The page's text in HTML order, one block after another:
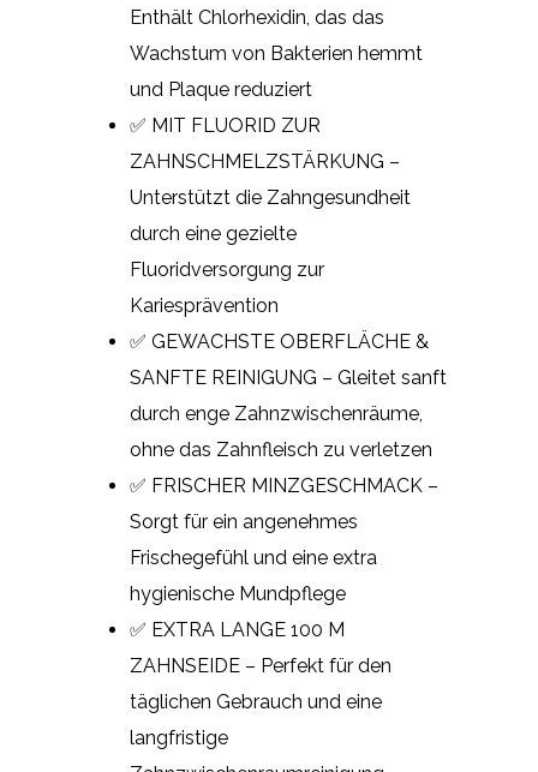
Enthält Chlorhexidin, das das
Wachstum von Bakterien hemmt
und Plaque reduziert
✅ MIT FLUORID ZUR
ZAHNSCHMELZSTÄRKUNG –
Unterstützt die Zahngesundheit
durch eine gezielte
Fluoridversorgung zur
Kariesprävention
✅ GEWACHSTE OBERFLÄCHE &
SANFTE REINIGUNG – Gleitet sanft
durch enge Zahnzwischenräume,
ohne das Zahnfleisch zu verletzen
✅ FRISCHER MINZGESCHMACK –
Sorgt für ein angenehmes
Frischegefühl und eine extra
hygienische Mundpflege
✅ EXTRA LANGE 100 M
ZAHNSEIDE – Perfekt für den
täglichen Gebrauch und eine
langfristige